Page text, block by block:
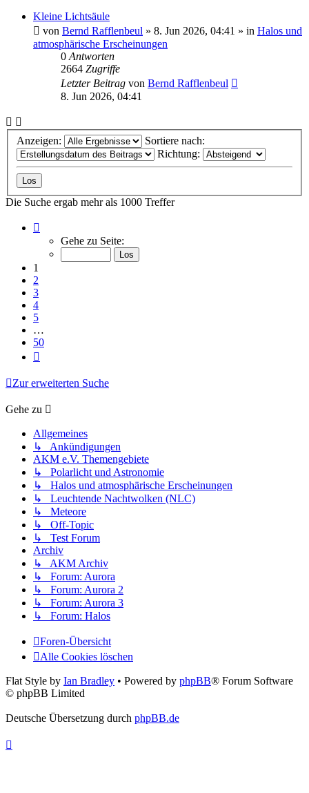
Kleine Lichtsäule
von Bernd Rafflenbeul » 8. Jun 2026, 04:41 » in Halos und
atmosphärische Erscheinungen
0 Antworten
2664 Zugriffe
Letzter Beitrag von Bernd Rafflenbeul
8. Jun 2026, 04:41
Anzeigen:
Sortiere nach:
Richtung:
Die Suche ergab mehr als 1000 Treffer
von
Gehe zu Seite:
1
2
3
4
5
…
50
Zur erweiterten Suche
Gehe zu
Allgemeines
↳ Ankündigungen
AKM e.V. Themengebiete
↳ Polarlicht und Astronomie
↳ Halos und atmosphärische Erscheinungen
↳ Leuchtende Nachtwolken (NLC)
↳ Meteore
↳ Off-Topic
↳ Test Forum
Archiv
↳ AKM Archiv
↳ Forum: Aurora
↳ Forum: Aurora 2
↳ Forum: Aurora 3
↳ Forum: Halos
Foren-Übersicht
Alle Cookies löschen
Flat Style by Ian Bradley • Powered by phpBB® Forum Software
© phpBB Limited
Deutsche Übersetzung durch phpBB.de